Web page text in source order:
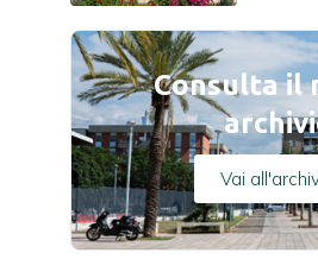
Consulta il
Vai